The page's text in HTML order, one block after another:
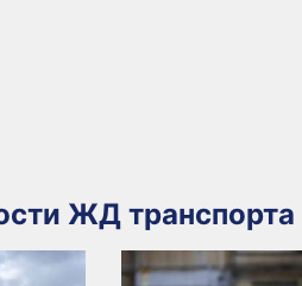
ЖД транспорта